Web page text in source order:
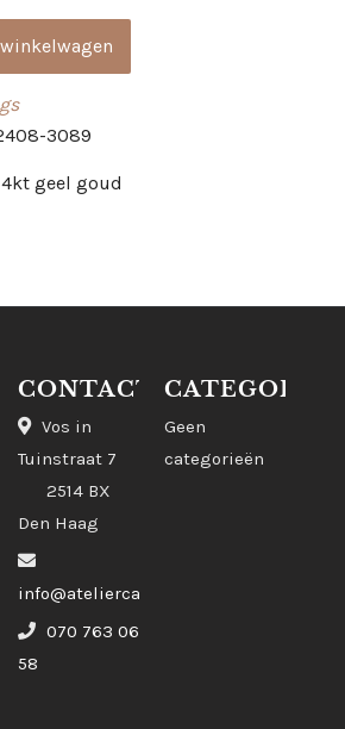
3089
geel goud
CONTACT
Vos in
Tuinstraat 7
2514 BX
Den Haag
info@ateliercampco.com
070 763 06
58
Geen
categorieën